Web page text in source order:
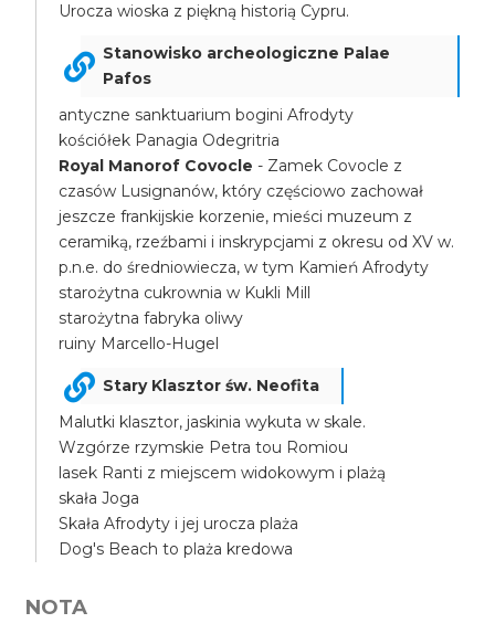
Urocza wioska z piękną historią Cypru.
Stanowisko archeologiczne Palae
Pafos
antyczne sanktuarium bogini Afrodyty
kościółek Panagia Odegritria
Royal Manorof Covocle - Zamek Covocle z
czasów Lusignanów, który częściowo zachował
jeszcze frankijskie korzenie, mieści muzeum z
ceramiką, rzeźbami i inskrypcjami z okresu od XV w.
p.n.e. do średniowiecza, w tym Kamień Afrodyty
starożytna cukrownia w Kukli Mill
starożytna fabryka oliwy
ruiny Marcello-Hugel
Stary Klasztor św. Neofita
Malutki klasztor, jaskinia wykuta w skale.
Wzgórze rzymskie Petra tou Romiou
lasek Ranti z miejscem widokowym i plażą
skała Joga
Skała Afrodyty i jej urocza plaża
Dog's Beach to plaża kredowa
NOTA